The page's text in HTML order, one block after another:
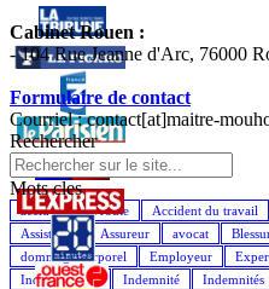
Cabinet Rouen :
- 104 Rue Jeanne d'Arc, 76000
Formulaire de contact
Courriel : contact[at]maitre-
Rechercher
Mots cles
accident de la route Accident du travail
Assistance
Assureur avocat
dommage corporel
Employeur
Indemnisation
Indemnité Indemnités